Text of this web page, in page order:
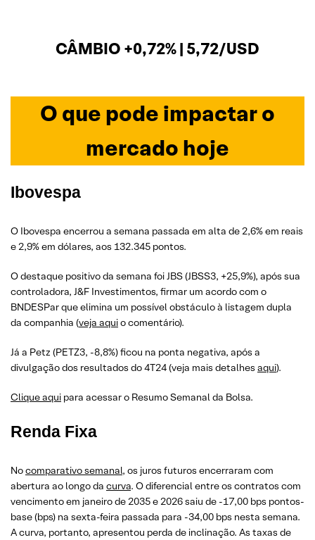
CÂMBIO +0,72% | 5,72/USD
O que pode impactar o
mercado hoje
Ibovespa
O Ibovespa encerrou a semana passada em alta de 2,6% em reais
e 2,9% em dólares, aos 132.345 pontos.
O destaque positivo da semana foi JBS (JBSS3, +25,9%), após sua
controladora, J&F Investimentos, firmar um acordo com o
BNDESPar que elimina um possível obstáculo à listagem dupla
da companhia (veja aquio comentário).
Já a Petz (PETZ3, -8,8%) ficou na ponta negativa, após a
divulgação dos resultados do 4T24 (veja mais detalhes aqui).
Clique aqui para acessar o Resumo Semanal da Bolsa.
Renda Fixa
Nocomparativo semanal, os juros futuros encerraram com
abertura ao longo da curva. O diferencial entre os contratos com
vencimento em janeiro de 2035 e 2026 saiu de -17,00 bps pontos-
base (bps) na sexta-feira passada para -34,00 bps nesta semana.
A curva, portanto, apresentou perda de inclinação. As taxas de